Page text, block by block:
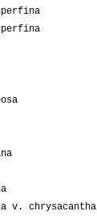
v. chrysacantha